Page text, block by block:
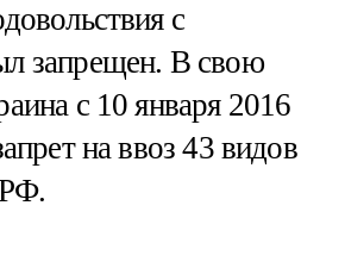
с
запрещен. В свою
с 10 января 2016
на ввоз 43 видов